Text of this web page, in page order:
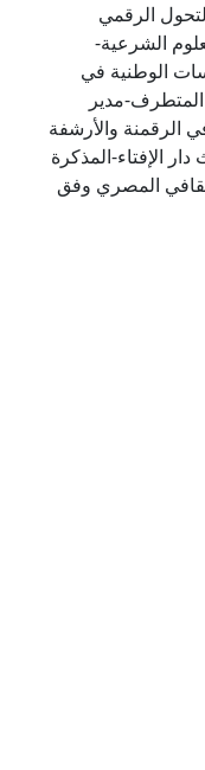
الرقمي
الشرعية-
الوطنية في
مدير
الرقمنة والأرشفة
الإفتاء-المذكرة
المصري وفق